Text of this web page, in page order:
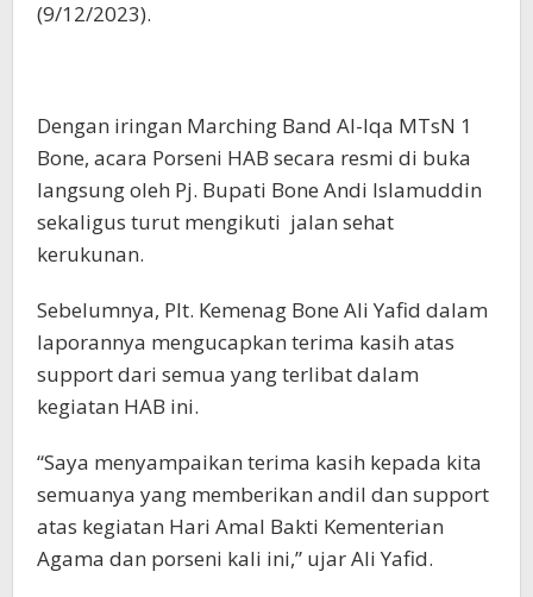
(9/12/2023).
Dengan iringan Marching Band Al-Iqa MTsN 1
Bone, acara Porseni HAB secara resmi di buka
langsung oleh Pj. Bupati Bone Andi Islamuddin
sekaligus turut mengikuti jalan sehat
kerukunan.
Sebelumnya, Plt. Kemenag Bone Ali Yafid dalam
laporannya mengucapkan terima kasih atas
support dari semua yang terlibat dalam
kegiatan HAB ini.
“Saya menyampaikan terima kasih kepada kita
semuanya yang memberikan andil dan support
atas kegiatan Hari Amal Bakti Kementerian
Agama dan porseni kali ini,” ujar Ali Yafid.